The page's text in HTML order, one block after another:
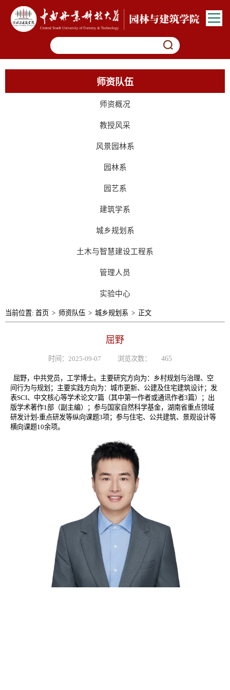
师资队伍
师资概况
教授风采
风景园林系
园林系
园艺系
建筑学系
城乡规划系
土木与智慧建设工程系
管理人员
实验中心
当前位置: 首页 > 师资队伍 > 城乡规划系 > 正文
屈野
时间：2025-09-07 浏览次数： 465
屈野，中共党员，工学博士。主要研究方向为：乡村规划与治理、空
间行为与规划；主要实践方向为：城市更新、公建及住宅建筑设计；发
表SCI、中文核心等学术论文7篇（其中第一作者或通讯作者3篇）；出
版学术著作1部（副主编）；参与国家自然科学基金，湖南省重点领域
研发计划 -重点研发等纵向课题3项；参与住宅、公共建筑、景观设计等
横向课题10余项。